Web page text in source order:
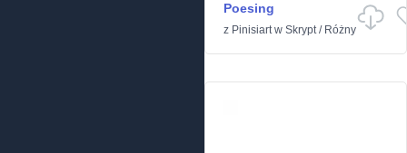
Poesing
z Pinisiartw Skrypt/ Różny